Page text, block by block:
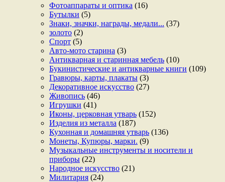
Фотоаппараты и оптика (16)
Бутылки (5)
Знаки, значки, награды, медали... (37)
золото (2)
Спорт (5)
Авто-мото старина (3)
Антикварная и старинная мебель (10)
Букинистические и антикварные книги (109)
Гравюры, карты, плакаты (3)
Декоративное искусство (27)
Живопись (46)
Игрушки (41)
Иконы, церковная утварь (152)
Изделия из металла (187)
Кухонная и домашняя утварь (136)
Монеты, Купюры, марки. (9)
Музыкальные инструменты и носители и
приборы (22)
Народное искусство (21)
Милитария (24)